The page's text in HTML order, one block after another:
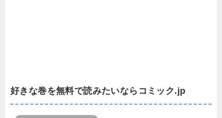
好きな巻を無料で読みたいならコミック.jp